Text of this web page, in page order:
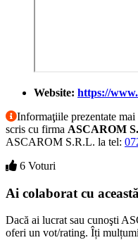
Website: https://
Informaţiile prezentate mai
scris cu firma ASCAROM
ASCAROM S.R.L. la tel:
6 Voturi
Ai colaborat cu
Dacă ai lucrat sau cunoşti
oferi un vot/rating. Îți